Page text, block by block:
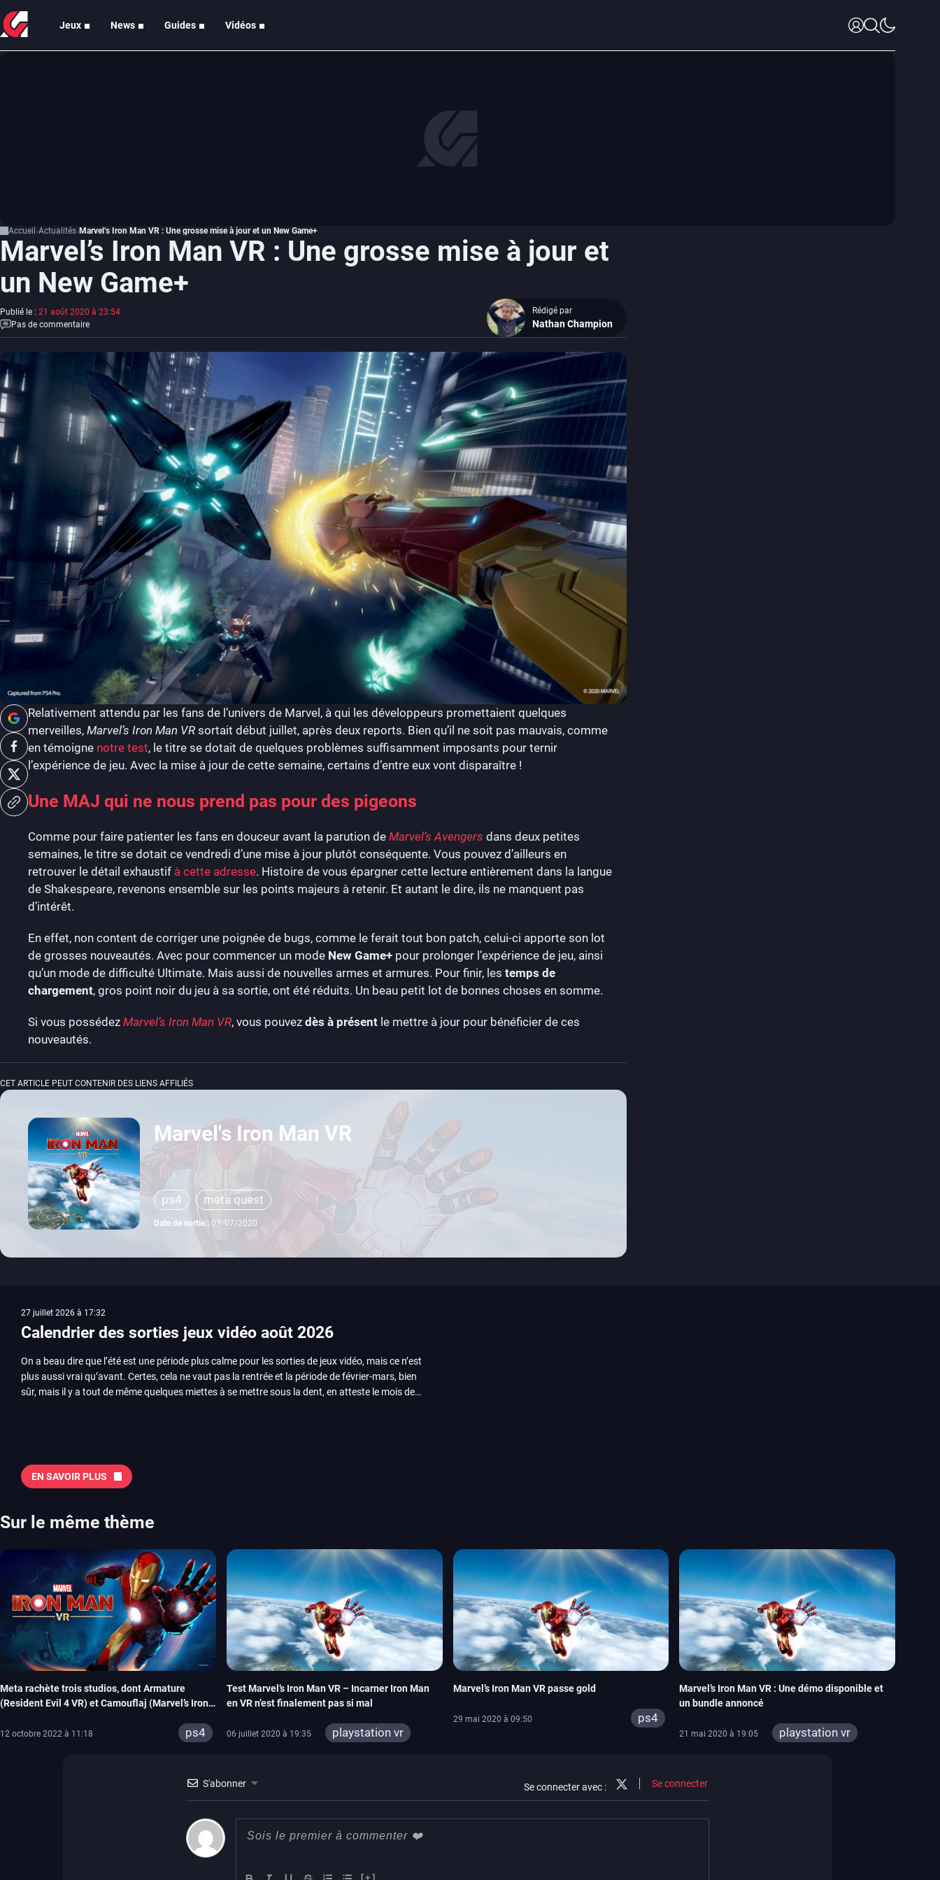
Jeux News Guides Vidéos
Accueil Actualités Marvel’s Iron Man VR : Une grosse mise à jour et un New Game+
Marvel’s Iron Man VR : Une grosse mise à jour et
un New Game+
Publié le : 21 août 2020 à 23:54
Pas de commentaire
Rédigé par
Nathan Champion
Relativement attendu par les fans de l’univers de Marvel, à qui les développeurs promettaient quelques
merveilles, Marvel’s Iron Man VR sortait début juillet, après deux reports. Bien qu’il ne soit pas mauvais, comme
en témoigne notre test, le titre se dotait de quelques problèmes suffisamment imposants pour ternir
l’expérience de jeu. Avec la mise à jour de cette semaine, certains d’entre eux vont disparaître !
Une MAJ qui ne nous prend pas pour des pigeons
Comme pour faire patienter les fans en douceur avant la parution de Marvel’s Avengers dans deux petites
semaines, le titre se dotait ce vendredi d’une mise à jour plutôt conséquente. Vous pouvez d’ailleurs en
retrouver le détail exhaustif à cette adresse. Histoire de vous épargner cette lecture entièrement dans la langue
de Shakespeare, revenons ensemble sur les points majeurs à retenir. Et autant le dire, ils ne manquent pas
d’intérêt.
En effet, non content de corriger une poignée de bugs, comme le ferait tout bon patch, celui-ci apporte son lot
de grosses nouveautés. Avec pour commencer un mode New Game+ pour prolonger l’expérience de jeu, ainsi
qu’un mode de difficulté Ultimate. Mais aussi de nouvelles armes et armures. Pour finir, les temps de
chargement, gros point noir du jeu à sa sortie, ont été réduits. Un beau petit lot de bonnes choses en somme.
Si vous possédez Marvel’s Iron Man VR, vous pouvez dès à présent le mettre à jour pour bénéficier de ces
nouveautés.
CET ARTICLE PEUT CONTENIR DES LIENS AFFILIÉS
Marvel's Iron Man VR
ps4 meta quest
Date de sortie : 03/07/2020
27 juillet 2026 à 17:32
Calendrier des sorties jeux vidéo août 2026
On a beau dire que l’été est une période plus calme pour les sorties de jeux vidéo, mais ce n’est
plus aussi vrai qu’avant. Certes, cela ne vaut pas la rentrée et la période de février-mars, bien
sûr, mais il y a tout de même quelques miettes à se mettre sous la dent, en atteste le mois de
Tokon ou encore Beast of Reincarnation, qui nous montre que Game Freak sait faire autre
chose d’ambitieux que Pokémon. On n’oubliera pas la période de Gamescom, avec Star Wars,
2026 Vous trouverez ici tous les jeux majeurs qui sortiront au mois de juin. Vous trouverez
aussi les jeux de ce mois dans notre page dédiée…
EN SAVOIR PLUS
Sur le même thème
Meta rachète trois studios, dont Armature
(Resident Evil 4 VR) et Camouflaj (Marvel’s Iron
12 octobre 2022 à 11:18 ps4
Test Marvel’s Iron Man VR – Incarner Iron Man
en VR n’est finalement pas si mal
06 juillet 2020 à 19:35
playstation vr
Marvel’s Iron Man VR passe gold
29 mai 2020 à 09:50 ps4
Marvel’s Iron Man VR : Une démo disponible et
un bundle annoncé
21 mai 2020 à 19:05
playstation vr
S'abonner Se connecter avec : Se connecter
[+]